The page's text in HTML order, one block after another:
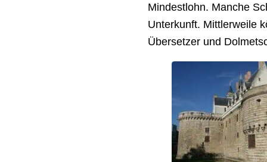
Mindestlohn. Manche
Unterkunft. Mittlerweile
Übersetzer und